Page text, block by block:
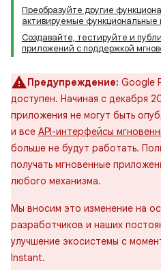
Преобразуйте другие
активируемые функциональные
Создавайте, тестируйте и
приложений с поддержкой
Предупреждение: Google
доступен. Начиная с декабря
приложения не могут быть
и все API-интерфейсы
больше не будут работать.
получать мгновенные
любого механизма.
Мы вносим это изменение на
разработчиков и наших
улучшение экосистемы с
Instant.